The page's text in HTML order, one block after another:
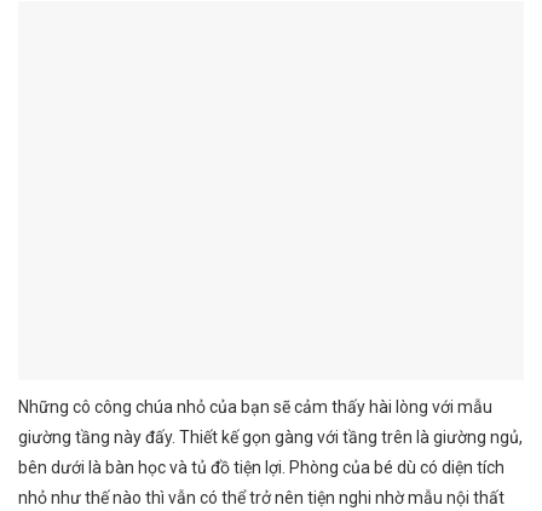
Những cô công chúa nhỏ của bạn sẽ cảm thấy hài lòng với mẫu
giường tầng này đấy. Thiết kế gọn gàng với tầng trên là giường ngủ,
bên dưới là bàn học và tủ đồ tiện lợi. Phòng của bé dù có diện tích
nhỏ như thế nào thì vẫn có thể trở nên tiện nghi nhờ mẫu nội thất